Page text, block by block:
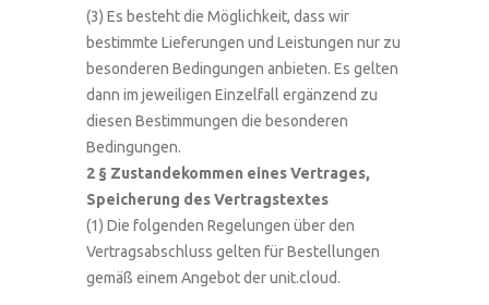
(3) Es besteht die Möglichkeit, dass wir
bestimmte Lieferungen und Leistungen nur zu
besonderen Bedingungen anbieten. Es gelten
dann im jeweiligen Einzelfall ergänzend zu
diesen Bestimmungen die besonderen
Bedingungen.
2 § Zustandekommen eines Vertrages,
Speicherung des Vertragstextes
(1) Die folgenden Regelungen über den
Vertragsabschluss gelten für Bestellungen
gemäß einem Angebot der unit.cloud.